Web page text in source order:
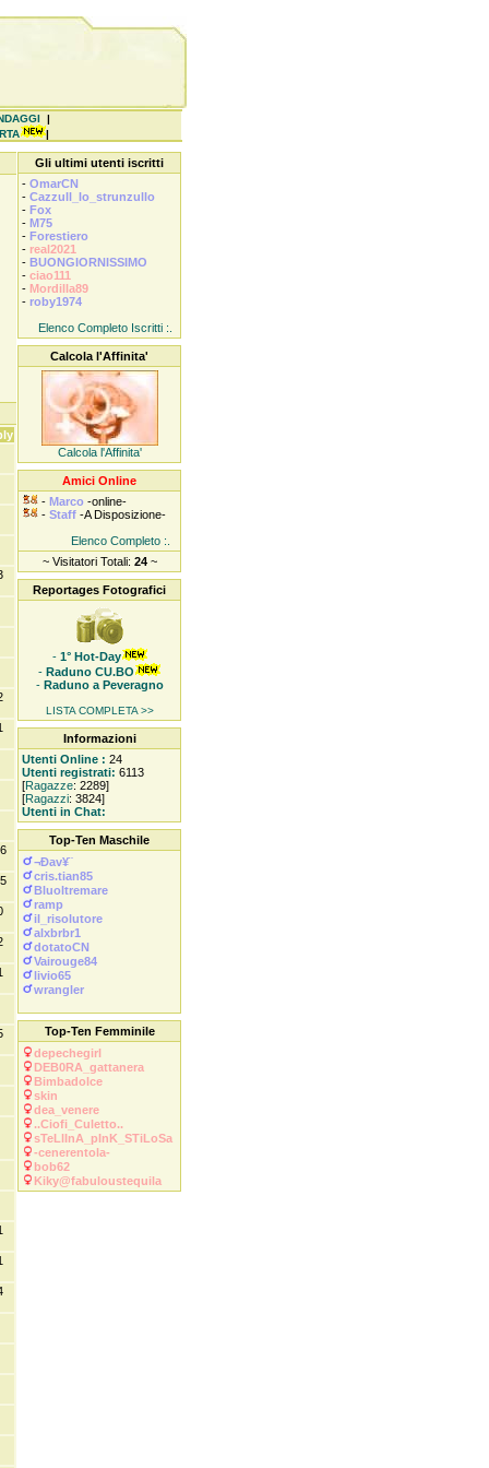
|
|
Gli ultimi utenti iscritti
- OmarCN
- Cazzull_lo_strunzullo
- Fox
- M75
- Forestiero
- real2021
- BUONGIORNISSIMO
- ciao111
- Mordilla89
- roby1974
Elenco Completo Iscritti :.
Calcola l'Affinita'
Calcola l'Affinita'
Amici Online
- Marco -online-
- Staff -A Disposizione-
Elenco Completo :.
~ Visitatori Totali: 24~
Reportages Fotografici
- 1° Hot-Day
- Raduno CU.BO
- Raduno a Peveragno
LISTA COMPLETA >>
Informazioni
Utenti Online : 24
Utenti registrati: 6113
[Ragazze: 2289]
[Ragazzi: 3824]
Utenti in Chat:
Top-Ten Maschile
¬Ðav¥¨
cris.tian85
Bluoltremare
ramp
il_risolutore
alxbrbr1
dotatoCN
Vairouge84
livio65
wrangler
Top-Ten Femminile
depechegirl
DEB0RA_gattanera
Bimbadolce
skin
dea_venere
..Ciofi_Culetto..
sTeLlInA_pInK_STiLoSa
-cenerentola-
bob62
Kiky@fabuloustequila